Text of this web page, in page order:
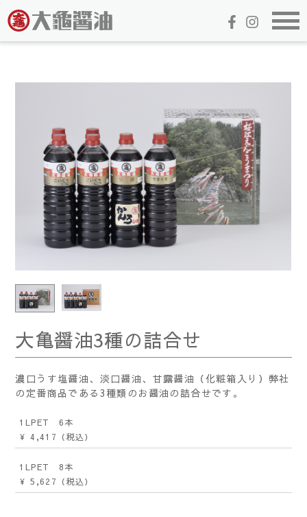
大亀醤油3種の詰合せ
濃口うす塩醤油、淡口醤油、甘露醤油（化粧箱入り）弊社
の定番商品である3種類のお醤油の詰合せです。
1LPET 6本
¥ 4,417
（税込）
1LPET 8本
¥ 5,627
（税込）